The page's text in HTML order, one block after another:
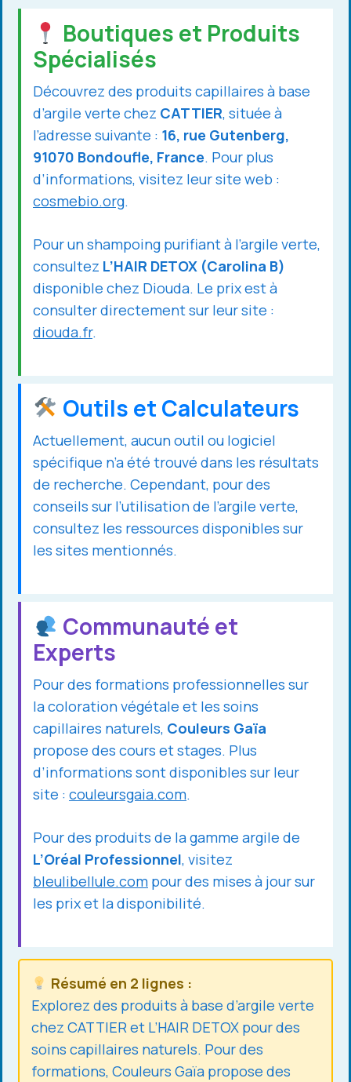
Boutiques et Produits
Spécialisés
Découvrez des produits capillaires à base
d’argile verte chez CATTIER, située à
l’adresse suivante : 16, rue Gutenberg,
91070 Bondoufle, France. Pour plus
d’informations, visitez leur site web :
cosmebio.org.
Pour un shampoing purifiant à l’argile verte,
consultez L’HAIR DETOX (Carolina B)
disponible chez Diouda. Le prix est à
consulter directement sur leur site :
diouda.fr.
Outils et Calculateurs
Actuellement, aucun outil ou logiciel
spécifique n’a été trouvé dans les résultats
de recherche. Cependant, pour des
conseils sur l’utilisation de l’argile verte,
consultez les ressources disponibles sur
les sites mentionnés.
Communauté et
Experts
Pour des formations professionnelles sur
la coloration végétale et les soins
capillaires naturels, Couleurs Gaïa
propose des cours et stages. Plus
d’informations sont disponibles sur leur
site : couleursgaia.com.
Pour des produits de la gamme argile de
L’Oréal Professionnel, visitez
bleulibellule.com pour des mises à jour sur
les prix et la disponibilité.
Résumé en 2 lignes :
Explorez des produits à base d’argile verte
chez CATTIER et L’HAIR DETOX pour des
soins capillaires naturels. Pour des
formations, Couleurs Gaïa propose des